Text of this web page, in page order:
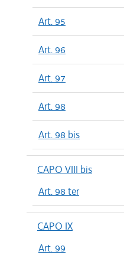
Art. 95
Art. 96
Art. 97
Art. 98
Art. 98 bis
CAPO VIII bis
Art. 98 ter
CAPO IX
Art. 99